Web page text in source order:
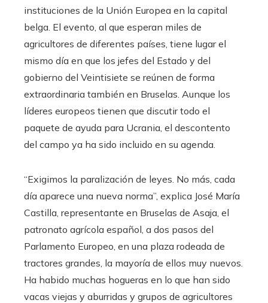
instituciones de la Unión Europea en la capital
belga. El evento, al que esperan miles de
agricultores de diferentes países, tiene lugar el
mismo día en que los jefes del Estado y del
gobierno del Veintisiete se reúnen de forma
extraordinaria también en Bruselas. Aunque los
líderes europeos tienen que discutir todo el
paquete de ayuda para Ucrania, el descontento
del campo ya ha sido incluido en su agenda.
“Exigimos la paralización de leyes. No más, cada
día aparece una nueva norma”, explica José María
Castilla, representante en Bruselas de Asaja, el
patronato agrícola español, a dos pasos del
Parlamento Europeo, en una plaza rodeada de
tractores grandes, la mayoría de ellos muy nuevos.
Ha habido muchas hogueras en lo que han sido
vacas viejas y aburridas y grupos de agricultores